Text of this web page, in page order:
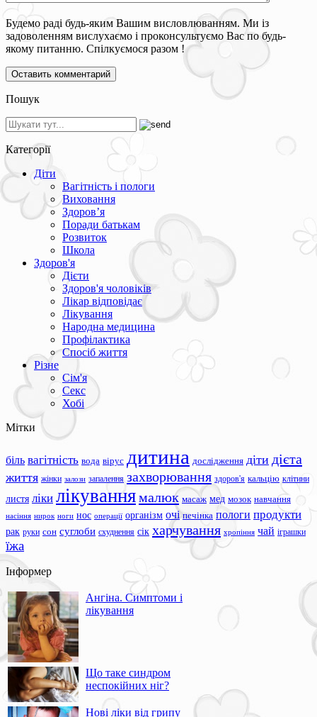
Будемо раді будь-яким Вашим висловлюванням. Ми із
задоволенням вислухаємо і проконсультуємо Вас по будь-
якому питанню. Спілкуємося разом !
Пошук
Категорії
Діти
Вагітність і пологи
Виховання
Здоров’я
Поради батькам
Розвиток
Школа
Здоров'я
Дієти
Здоров'я чоловіків
Лікар відповідає
Лікування
Народна медицина
Профілактика
Спосіб життя
Різне
Сім'я
Секс
Хобі
Мітки
біль вагітність вода вірус дитина дослідження діти дієта
життя жінки залози запалення захворювання здоров'я кальцію клітини
листя ліки лікуваннямалюк масаж мед мозок навчання
насіння нирок ноги нос операції організм очі печінка пологи продукти
рак руки сон суглоби схуднення сік харчування хропіння чай іграшки
їжа
Інформер
Ангіна. Симптоми і
лікування
Що таке синдром
неспокійних ніг?
Нові ліки від грипу